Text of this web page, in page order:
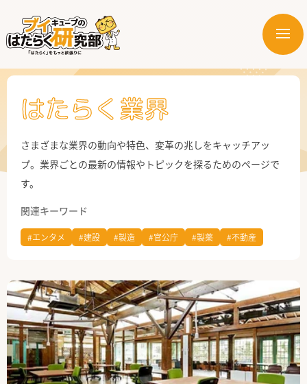
メ
ー
はたらく部署
はたらく製品・サービス
公式X
公式Facebook
はたらく業界
さまざまな業界の動向や特色、変革の兆しをキャッチアッ
プ。業界ごとの最新の情報やトピックを探るためのページで
す。
関連キーワード
#エンタメ #建設 #製造 #官公庁 #製薬 #不動産